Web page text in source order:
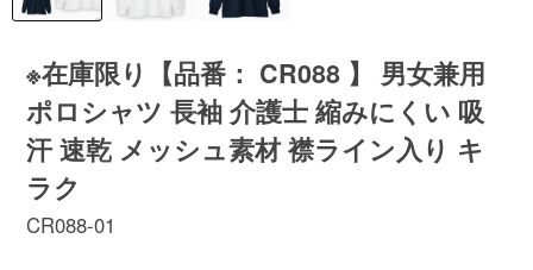
※在庫限り【品番： CR088 】 男女兼用
ポロシャツ 長袖 介護士 縮みにくい 吸
汗 速乾 メッシュ素材 襟ライン入り キ
ラク
CR088-01